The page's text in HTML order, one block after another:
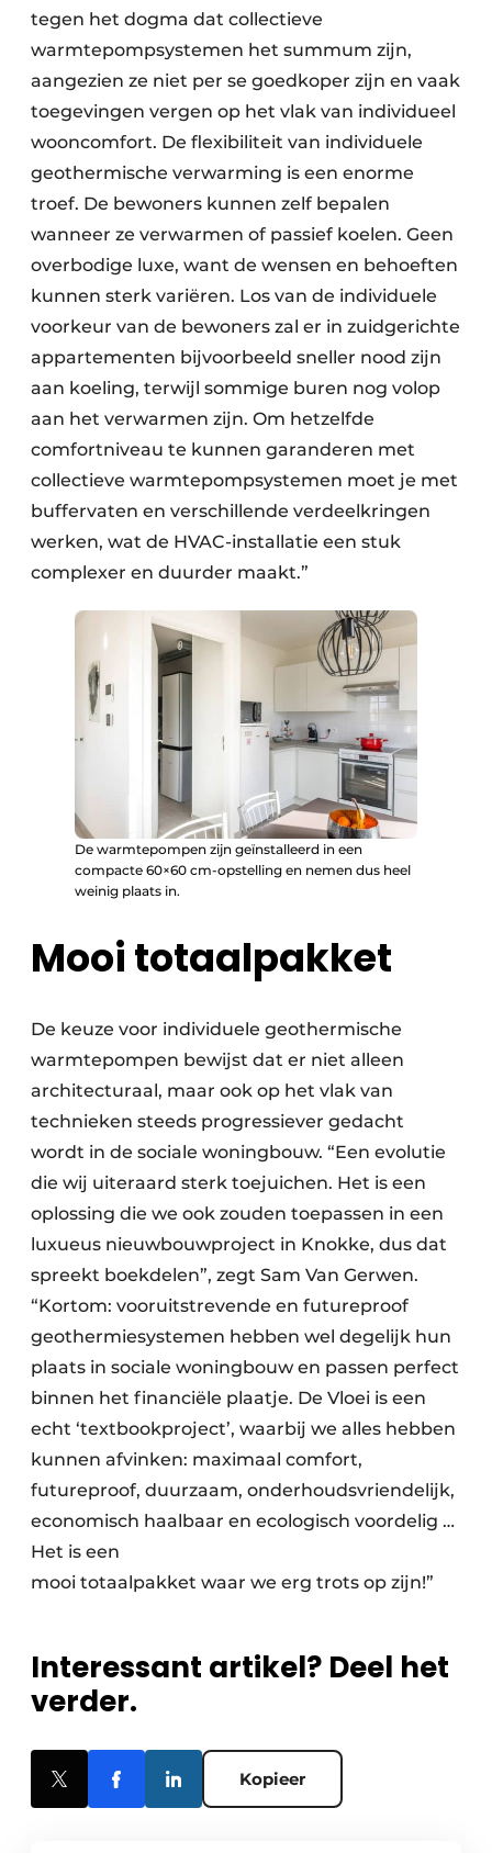
tegen het dogma dat collectieve
warmtepompsystemen het summum zijn,
aangezien ze niet per se goedkoper zijn en vaak
toegevingen vergen op het vlak van individueel
wooncomfort. De flexibiliteit van individuele
geothermische verwarming is een enorme
troef. De bewoners kunnen zelf bepalen
wanneer ze verwarmen of passief koelen. Geen
overbodige luxe, want de wensen en behoeften
kunnen sterk variëren. Los van de individuele
voorkeur van de bewoners zal er in zuidgerichte
appartementen bijvoorbeeld sneller nood zijn
aan koeling, terwijl sommige buren nog volop
aan het verwarmen zijn. Om hetzelfde
comfortniveau te kunnen garanderen met
collectieve warmtepompsystemen moet je met
buffervaten en verschillende verdeelkringen
werken, wat de HVAC-installatie een stuk
complexer en duurder maakt.”
De warmtepompen zijn geïnstalleerd in een
compacte 60×60 cm-opstelling en nemen dus heel
weinig plaats in.
Mooi totaalpakket
De keuze voor individuele geothermische
warmtepompen bewijst dat er niet alleen
architecturaal, maar ook op het vlak van
technieken steeds progressiever gedacht
wordt in de sociale woningbouw. “Een evolutie
die wij uiteraard sterk toejuichen. Het is een
oplossing die we ook zouden toepassen in een
luxueus nieuwbouwproject in Knokke, dus dat
spreekt boekdelen”, zegt Sam Van Gerwen.
“Kortom: vooruitstrevende en futureproof
geothermiesystemen hebben wel degelijk hun
plaats in sociale woningbouw en passen perfect
binnen het financiële plaatje. De Vloei is een
echt ‘textbookproject’, waarbij we alles hebben
kunnen afvinken: maximaal comfort,
futureproof, duurzaam, onderhoudsvriendelijk,
economisch haalbaar en ecologisch voordelig …
Het is een
mooi totaalpakket waar we erg trots op zijn!”
Interessant artikel? Deel het
verder.
Kopieer